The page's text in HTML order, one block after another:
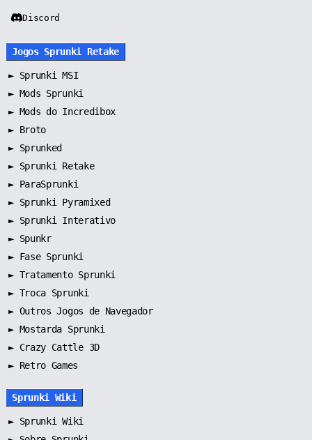
Discord
Jogos Sprunki Retake
► Sprunki MSI
► Mods Sprunki
► Mods do Incredibox
► Broto
► Sprunked
► Sprunki Retake
► ParaSprunki
► Sprunki Pyramixed
► Sprunki Interativo
► Spunkr
► Fase Sprunki
► Tratamento Sprunki
► Troca Sprunki
► Outros Jogos de Navegador
► Mostarda Sprunki
► Crazy Cattle 3D
► Retro Games
Sprunki Wiki
► Sprunki Wiki